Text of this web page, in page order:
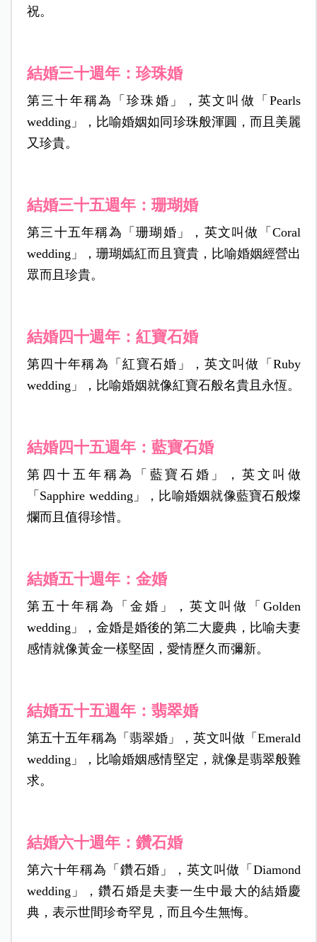
祝。
結婚三十週年：珍珠婚
第三十年稱為「珍珠婚」，英文叫做「Pearls
wedding」，比喻婚姻如同珍珠般渾圓，而且美麗
又珍貴。
結婚三十五週年：珊瑚婚
第三十五年稱為「珊瑚婚」，英文叫做「Coral
wedding」，珊瑚嫣紅而且寶貴，比喻婚姻經營出
眾而且珍貴。
結婚四十週年：紅寶石婚
第四十年稱為「紅寶石婚」，英文叫做「Ruby
wedding」，比喻婚姻就像紅寶石般名貴且永恆。
結婚四十五週年：藍寶石婚
第四十五年稱為「藍寶石婚」，英文叫做
「Sapphire wedding」，比喻婚姻就像藍寶石般燦
爛而且值得珍惜。
結婚五十週年：金婚
第五十年稱為「金婚」，英文叫做「Golden
wedding」，金婚是婚後的第二大慶典，比喻夫妻
感情就像黃金一樣堅固，愛情歷久而彌新。
結婚五十五週年：翡翠婚
第五十五年稱為「翡翠婚」，英文叫做「Emerald
wedding」，比喻婚姻感情堅定，就像是翡翠般難
求。
結婚六十週年：鑽石婚
第六十年稱為「鑽石婚」，英文叫做「Diamond
wedding」，鑽石婚是夫妻一生中最大的結婚慶
典，表示世間珍奇罕見，而且今生無悔。